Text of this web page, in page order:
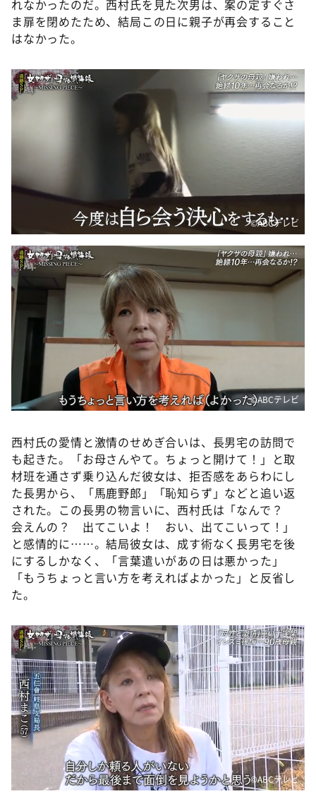
れなかったのだ。西村氏を見た次男は、案の定すぐさ
ま扉を閉めたため、結局この日に親子が再会すること
はなかった。
©ABCテレビ
©ABCテレビ
西村氏の愛情と激情のせめぎ合いは、長男宅の訪問で
も起きた。「お母さんやて。ちょっと開けて！」と取
材班を通さず乗り込んだ彼女は、拒否感をあらわにし
た長男から、「馬鹿野郎」「恥知らず」などと追い返
された。この長男の物言いに、西村氏は「なんで？
会えんの？ 出てこいよ！ おい、出てこいって！」
と感情的に……。結局彼女は、成す術なく長男宅を後
にするしかなく、「言葉遣いがあの日は悪かった」
「もうちょっと言い方を考えればよかった」と反省し
た。
©ABCテレビ